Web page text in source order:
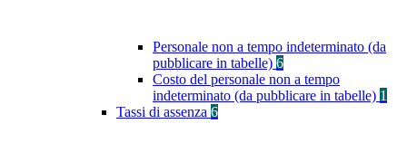
Personale non a tempo indeterminato (da
pubblicare in tabelle) 6
Costo del personale non a tempo
indeterminato (da pubblicare in tabelle) 1
Tassi di assenza 6